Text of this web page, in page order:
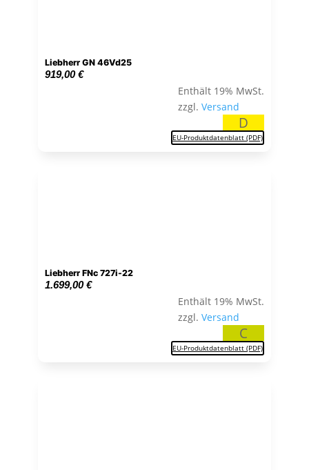
Liebherr GN 46Vd25
919,00€
Enthält 19% MwSt.
zzgl.Versand
D
EU-Produktdatenblatt (PDF)
Liebherr FNc 727i-22
1.699,00€
Enthält 19% MwSt.
zzgl.Versand
C
EU-Produktdatenblatt (PDF)